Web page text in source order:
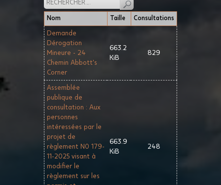
Nom Taille Consultations
Demande
Dérogation
Mineure - 24
Chemin Abbott's
Corner
663.2
KiB
829
Assemblée
publique de
consultation : Aux
personnes
intéressées par le
projet de
règlement N0 179-
11-2025 visant à
modifier le
règlement sur les
663.9
KiB
248